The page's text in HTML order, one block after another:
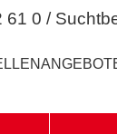
61 0 /